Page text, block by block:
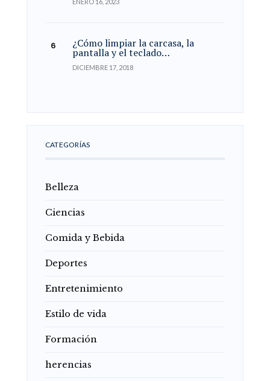
ENERO 16, 2023
¿Cómo limpiar la carcasa, la
pantalla y el teclado…
DICIEMBRE 17, 2018
CATEGORÍAS
Belleza
Ciencias
Comida y Bebida
Deportes
Entretenimiento
Estilo de vida
Formación
herencias